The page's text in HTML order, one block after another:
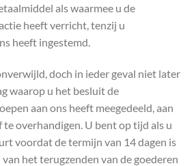
als waarmee u de
heeft verricht, tenzij u
heeft ingestemd.
doch in ieder geval niet later
waarop u het besluit de
aan ons heeft meegedeeld, aan
te overhandigen. U bent op tijd als u
voordat de termijn van 14 dagen is
het terugzenden van de goederen